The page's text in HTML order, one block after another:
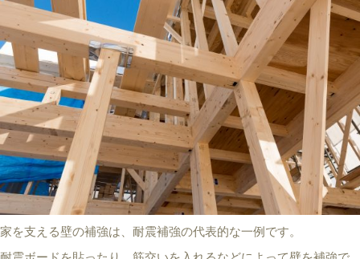
家を支える壁の補強は、耐震補強の代表的な一例です。